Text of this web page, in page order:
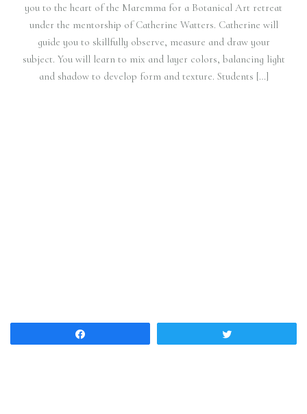
you to the heart of the Maremma for a Botanical Art retreat
under the mentorship of Catherine Watters. Catherine will
guide you to skillfully observe, measure and draw your
subject. You will learn to mix and layer colors, balancing light
and shadow to develop form and texture. Students […]